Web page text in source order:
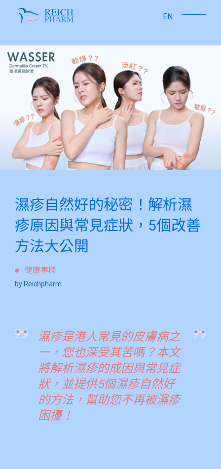
EN
濕疹自然好的秘密！解析濕
疹原因與常見症狀，5個改善
方法大公開
健康專欄
by Reichpharm
濕疹是港人常見的皮膚病之
一，您也深受其苦嗎？本文
將解析濕疹的成因與常見症
狀，並提供5個濕疹自然好
的方法，幫助您不再被濕疹
困擾！
close